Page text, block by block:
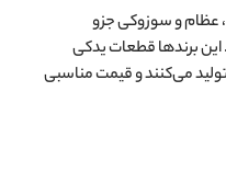
عظام و سوزوکی جزو
این برندها قطعات یدکی
می‌کنند و قیمت مناسبی